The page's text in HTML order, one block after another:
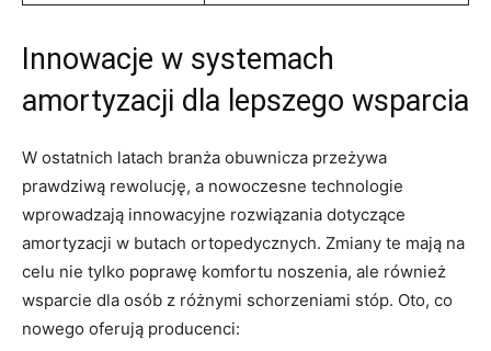
Innowacje w systemach
amortyzacji dla lepszego wsparcia
W ostatnich latach branża obuwnicza przeżywa
prawdziwą rewolucję, a nowoczesne technologie
wprowadzają innowacyjne rozwiązania dotyczące
amortyzacji w butach ortopedycznych. Zmiany te mają na
celu nie tylko poprawę komfortu noszenia, ale również
wsparcie dla osób z różnymi schorzeniami stóp. Oto, co
nowego oferują producenci: